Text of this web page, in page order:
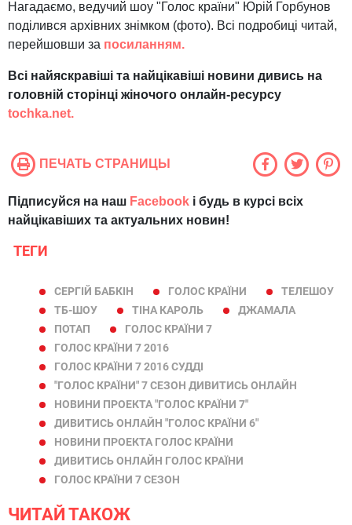
Нагадаємо, ведучий шоу "Голос країни" Юрій Горбунов
поділився архівних знімком (фото). Всі подробиці читай,
перейшовши за посиланням.
Всі найяскравіші та найцікавіші новини дивись на
головній сторінці жіночого онлайн-ресурсу
tochka.net.
ПЕЧАТЬ СТРАНИЦЫ
Підписуйся на наш Facebook і будь в курсі всіх
найцікавіших та актуальних новин!
ТЕГИ
СЕРГІЙ БАБКІН ГОЛОС КРАЇНИ
ТЕЛЕШОУ
ТБ-ШОУ
ТІНА КАРОЛЬ
ДЖАМАЛА
ПОТАП
ГОЛОС КРАЇНИ 7
ГОЛОС КРАЇНИ 7 2016
ГОЛОС КРАЇНИ 7 2016 СУДДІ
"ГОЛОС КРАЇНИ" 7 СЕЗОН ДИВИТИСЬ ОНЛАЙН
НОВИНИ ПРОЕКТА "ГОЛОС КРАЇНИ 7"
ДИВИТИСЬ ОНЛАЙН "ГОЛОС КРАЇНИ 6"
НОВИНИ ПРОЕКТА ГОЛОС КРАЇНИ
ДИВИТИСЬ ОНЛАЙН ГОЛОС КРАЇНИ
ГОЛОС КРАЇНИ 7 СЕЗОН
ЧИТАЙ ТАКОЖ